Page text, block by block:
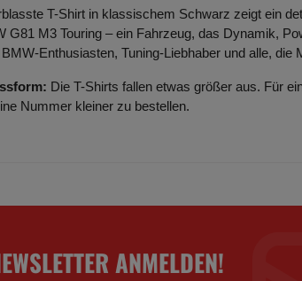
T-Shirt in klassischem Schwarz zeigt ein
G81 M3 Touring – ein Fahrzeug, das Dynamik,
Enthusiasten, Tuning-Liebhaber und alle, die
Die T-Shirts fallen etwas größer aus. Für
Nummer kleiner zu bestellen.
ANMELDEN!